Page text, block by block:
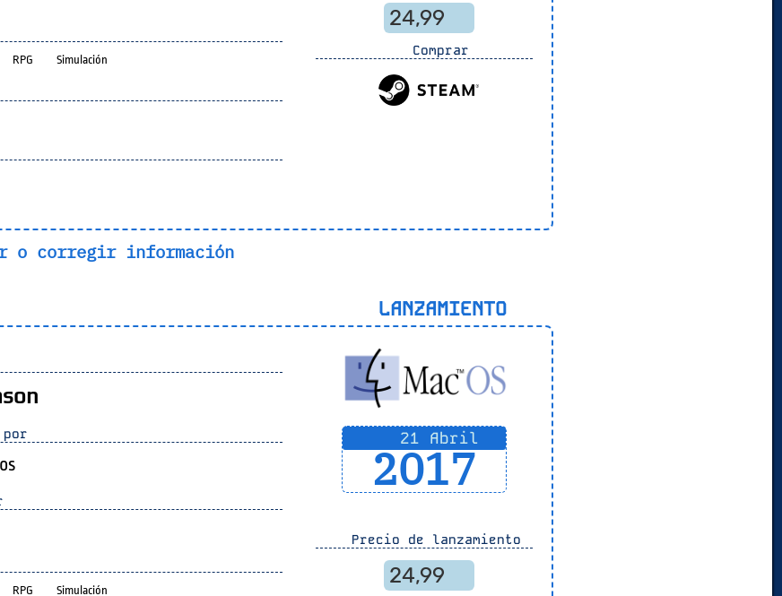
24,99
Comprar
RPG Simulación
o corregir información
LANZAMIENTO
21 Abril
2017
Precio de lanzamiento
24,99
RPG Simulación